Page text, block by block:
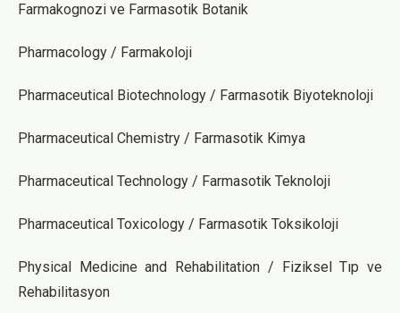
Farmakognozi ve Farmasotik Botanik
Pharmacology / Farmakoloji
Pharmaceutical Biotechnology / Farmasotik Biyoteknoloji
Pharmaceutical Chemistry / Farmasotik Kimya
Pharmaceutical Technology / Farmasotik Teknoloji
Pharmaceutical Toxicology / Farmasotik Toksikoloji
Physical Medicine and Rehabilitation / Fiziksel Tıp ve
Rehabilitasyon